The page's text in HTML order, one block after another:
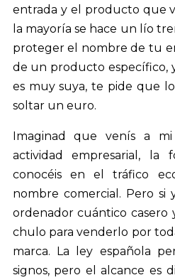
entrada y el producto que
la mayoría se hace un lío
proteger el nombre de tu
de un producto específico,
es muy suya, te pide que
soltar un euro.
Imaginad que venís a
actividad empresarial,
conocéis en el tráfico
nombre comercial. Pero si
ordenador cuántico
chulo para venderlo por
marca. La ley española
signos, pero el alcance es